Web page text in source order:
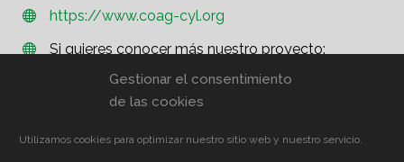
Gestionar el consentimiento
de las cookies
Utilizamos cookies para optimizar nuestro sitio web y nuestro servicio.

 https://www.coag-cyl.org


Si quieres conocer más nuestro proyecto:
http://www.coag.org